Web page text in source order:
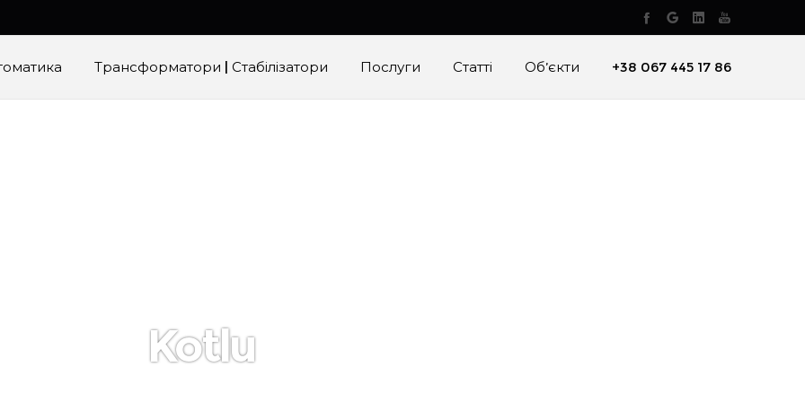
Трансформатори | Стабілізатори Послуги Статті Об’єкти +38 067 445 17 86
Kotlu